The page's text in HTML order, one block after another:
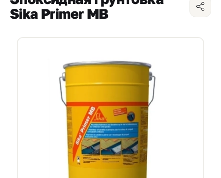
компании
Проектировщикам
Sika Primer MB